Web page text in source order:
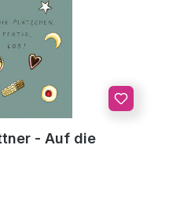
- Auf die